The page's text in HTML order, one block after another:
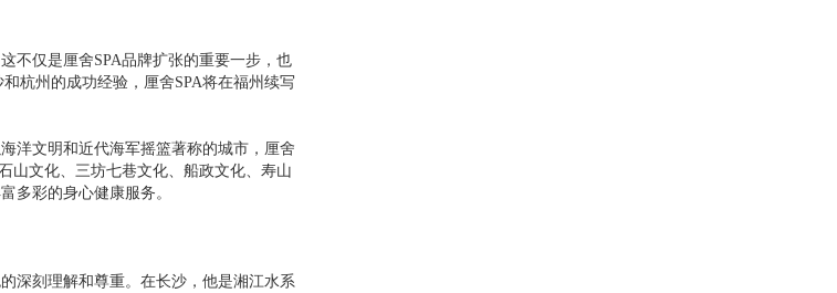
不仅是厘舍SPA品牌扩张的重要一步，也
杭州的成功经验，厘舍SPA将在福州续写
洋文明和近代海军摇篮著称的城市，厘舍
山文化、三坊七巷文化、船政文化、寿山
多彩的身心健康服务。
深刻理解和尊重。在长沙，他是湘江水系